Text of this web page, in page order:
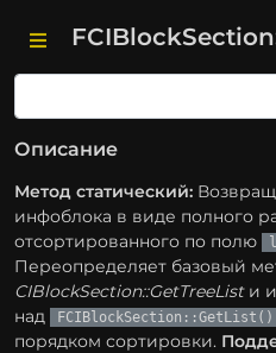
Описание
Метод статический:
инфоблока в виде полного
отсортированного по полю
Переопределяет базовый
CIBlockSection::GetTreeListи
над
FCIBlockSection::GetList()
порядком сортировки.